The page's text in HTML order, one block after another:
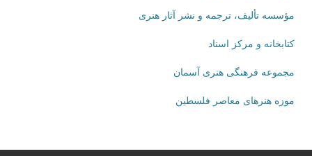
مؤسسه تألیف، ترجمه و نشر آثار هنری
کتابخانه و مرکز اسناد
مجموعه فرهنگی هنری آسمان
موزه هنرهای‌ معاصر فلسطین